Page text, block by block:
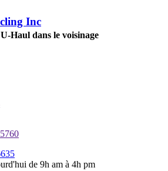
Inc
Haul dans le voisinage
de 9h am à 4h pm